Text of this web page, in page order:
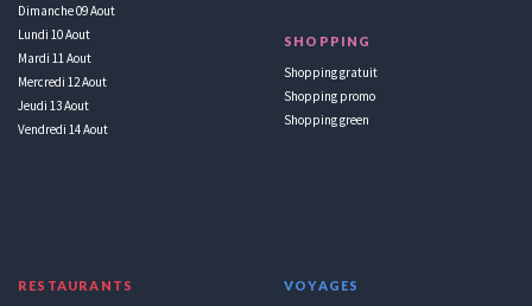
Dimanche 09 Aout
Lundi 10 Aout
Mardi 11 Aout
Mercredi 12 Aout
Jeudi 13 Aout
Vendredi 14 Aout
SHOPPING
Shopping gratuit
Shopping promo
Shopping green
RESTAURANTS VOYAGES